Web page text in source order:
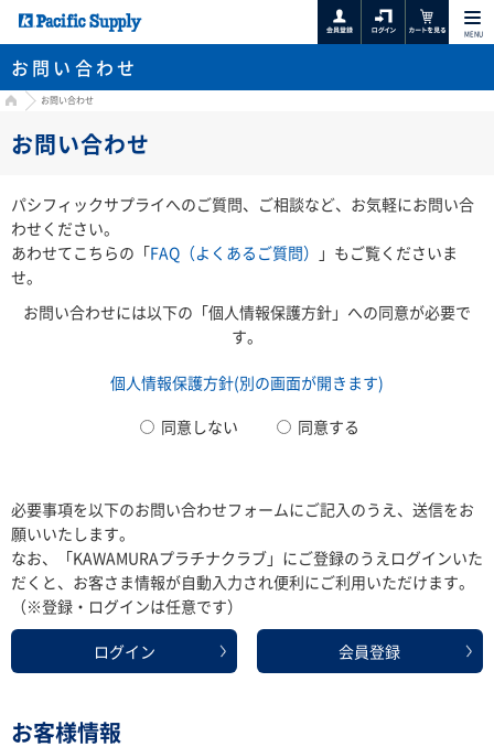
MENU
お問い合わせ
HOMEお問い合わせ
お問い合わせ
パシフィックサプライへのご質問、ご相談など、お気軽にお問い合
わせください。
あわせてこちらの「FAQ（よくあるご質問） 」もご覧くださいま
せ。
お問い合わせには以下の「個人情報保護方針」への同意が必要で
す。
個人情報保護方針(別の画面が開きます)
同意しない
同意する
必要事項を以下のお問い合わせフォームにご記入のうえ、送信をお
願いいたします。
なお、「KAWAMURAプラチナクラブ」にご登録のうえログインいた
だくと、お客さま情報が自動入力され便利にご利用いただけます。
（※登録・ログインは任意です）
ログイン 会員登録
お客様情報